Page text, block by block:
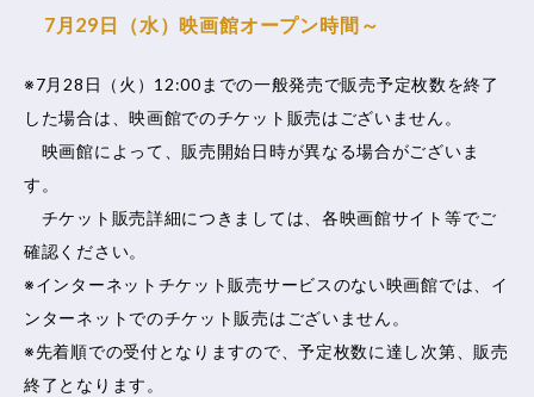
7月29日（水）映画館オープン時間～
※7月28日（火）12:00までの一般発売で販売予定枚数を終了
した場合は、映画館でのチケット販売はございません。
映画館によって、販売開始日時が異なる場合がございま
す。
チケット販売詳細につきましては、各映画館サイト等でご
確認ください。
※インターネットチケット販売サービスのない映画館では、イ
ンターネットでのチケット販売はございません。
※先着順での受付となりますので、予定枚数に達し次第、販売
終了となります。